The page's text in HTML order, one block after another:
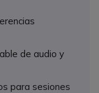
de audio y
para sesiones